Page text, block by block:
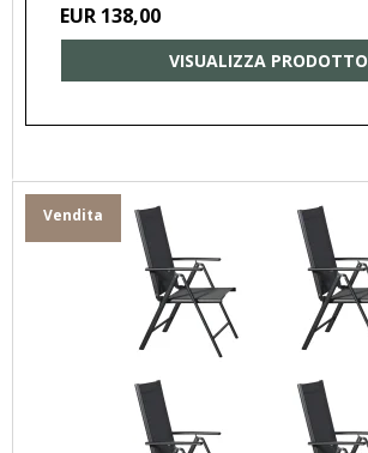
EUR 138,00
VISUALIZZA PRODOTTO
Vendita